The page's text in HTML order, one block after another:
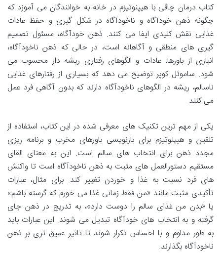
کتاب درمان چاقی با هیپنوتیزم در خانه به خوانندگان می آموزد که
چگونه ذهن خودآگاه و ناخودآگاه در شکل گیری و حفظ عادات
غذایی نقش کلیدی ایفا می کنند. ذهن خودآگاه، مسئول تصمیم
گیری های منطقی و آگاهانه است، در حالی که ذهن ناخودآگاه،
انباری از باورها، عادات و الگوهای رفتاری ریشه دار محسوب می
شود. ساموئل کوپر توضیح می دهد که بسیاری از رفتارهای غذایی
ناسالم، ریشه در الگوهای ناخودآگاه دارند که بدون آگاهی فرد عمل
می کنند.
یکی از مهم ترین تکنیک های معرفی شده در این کتاب، استفاده از
تلقین و هیپنوتیزم برای بازنویسی باورهای مخرب و برنامه ریزی
مجدد ذهن برای انتخاب های سالم است. این به معنای القای
مستقیم دستورالعمل های مثبت به ذهن ناخودآگاه است تا واکنش
های فرد نسبت به غذا و خوردن تغییر کند. برای مثال، عبارات
تأکیدی مثبت مانند «من فقط زمانی غذا می خورم که گرسنه باشم»
یا «بدن من غذای سالم را دوست دارد»، به تدریج در ذهن جای
گرفته و به انتخاب های خودآگاه تبدیل می شوند. این عبارات باید
به طور مداوم و با احساس تکرار شوند تا تاثیر عمیق تری بر ذهن
ناخودآگاه بگذارند.